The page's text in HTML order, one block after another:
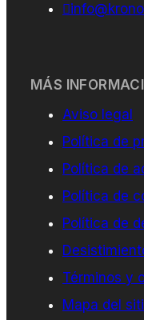
MÁS
Aviso legal
Política de
Política de
Política de
Política de
Términos y
Mapa del